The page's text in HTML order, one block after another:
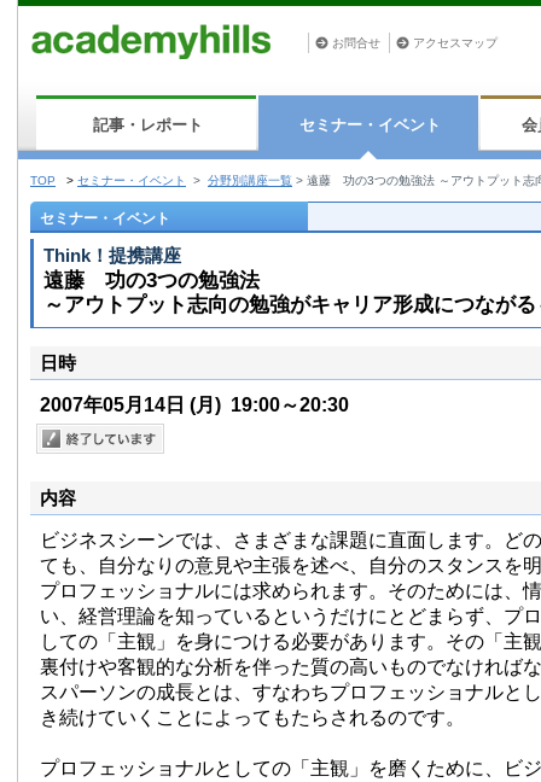
お問合せ アクセスマップ
記事・レポート セミナー・イベント 会
TOP > セミナー・イベント > 分野別講座一覧 > 遠藤 功の3つの勉強法 ～アウトプット志
セミナー・イベント
Think！提携講座
遠藤 功の3つの勉強法
～アウトプット志向の勉強がキャリア形成につながる
日時
2007年05月14日 (月) 19:00～20:30
内容
ビジネスシーンでは、さまざまな課題に直面します。ど
ても、自分なりの意見や主張を述べ、自分のスタンスを
プロフェッショナルには求められます。そのためには、
い、経営理論を知っているというだけにとどまらず、プ
しての「主観」を身につける必要があります。その「主
裏付けや客観的な分析を伴った質の高いものでなければ
スパーソンの成長とは、すなわちプロフェッショナルと
き続けていくことによってもたらされるのです。
プロフェッショナルとしての「主観」を磨くために、ビ